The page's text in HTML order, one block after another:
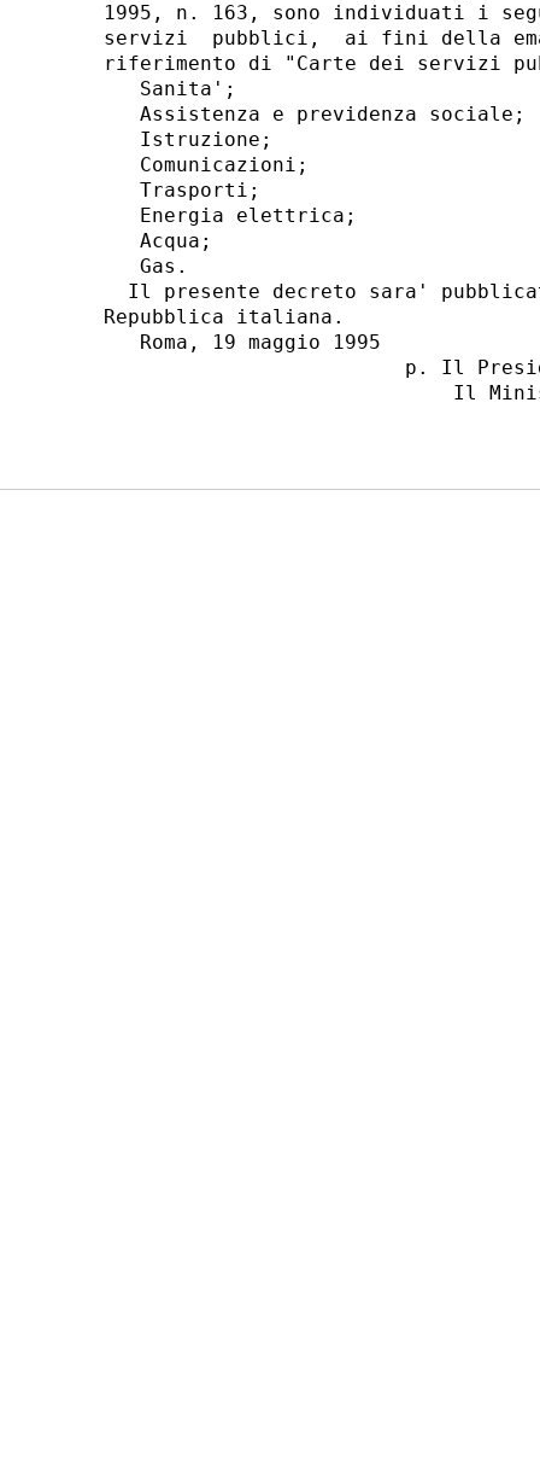
1995, n. 163, sono individuati i
servizi  pubblici,  ai fini della
riferimento di "Carte dei servizi
   Sanita';
   Assistenza e previdenza sociale;
   Istruzione;
   Comunicazioni;
   Trasporti;
   Energia elettrica;
   Acqua;
   Gas.
Il presente decreto sara'
Repubblica italiana.
   Roma, 19 maggio 1995
p. Il
Il